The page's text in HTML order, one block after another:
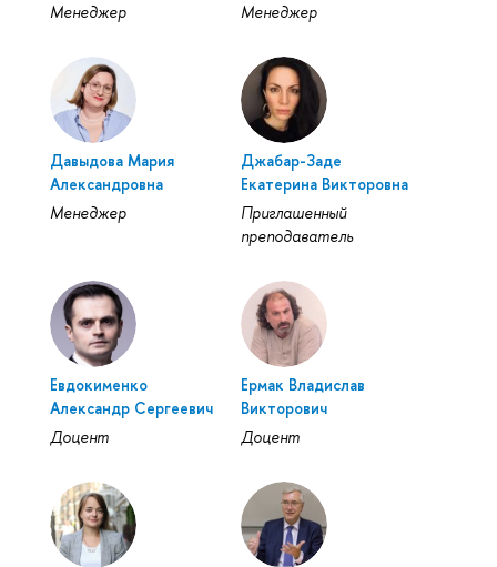
Менеджер
Менеджер
Давыдова Мария
Александровна
Менеджер
Джабар-Заде
Екатерина Викторовна
Приглашенный
преподаватель
Евдокименко
Александр Сергеевич
Доцент
Ермак Владислав
Викторович
Доцент